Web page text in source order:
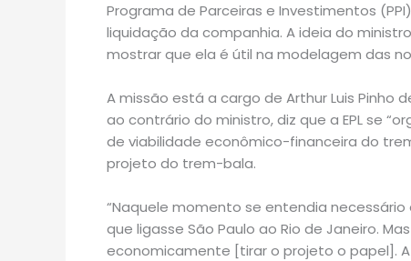
Programa de Parceiras e Investimentos
liquidação da companhia. A ideia do
mostrar que ela é útil na modelagem das
A missão está a cargo de Arthur Luis Pinho
ao contrário do ministro, diz que a EPL se
de viabilidade econômico-financeira do
projeto do trem-bala.
“Naquele momento se entendia
que ligasse São Paulo ao Rio de Janeiro.
economicamente [tirar o projeto o papel].